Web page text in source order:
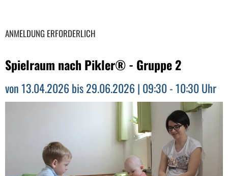
ANMELDUNG ERFORDERLICH
Spielraum nach Pikler® - Gruppe 2
von 13.04.2026 bis 29.06.2026 | 09:30 - 10:30 Uhr